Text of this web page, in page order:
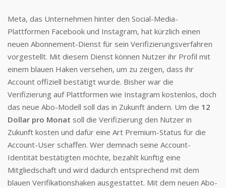
Meta, das Unternehmen hinter den Social-Media-
Plattformen Facebook und Instagram, hat kürzlich einen
neuen Abonnement-Dienst für sein Verifizierungsverfahren
vorgestellt. Mit diesem Dienst können Nutzer ihr Profil mit
einem blauen Haken versehen, um zu zeigen, dass ihr
Account offiziell bestätigt wurde. Bisher war die
Verifizierung auf Plattformen wie Instagram kostenlos, doch
das neue Abo-Modell soll das in Zukunft ändern. Um die 12
Dollar pro Monat soll die Verifizierung den Nutzer in
Zukunft kosten und dafür eine Art Premium-Status für die
Account-User schaffen. Wer demnach seine Account-
Identität bestätigten möchte, bezahlt künftig eine
Mitgliedschaft und wird dadurch entsprechend mit dem
blauen Verifikationshaken ausgestattet. Mit dem neuen Abo-